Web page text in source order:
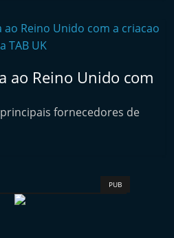
ao Reino Unido com
fornecedores de
PUB